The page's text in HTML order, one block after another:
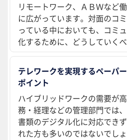
リモートワーク、ＡＢＷなど
に広がっています。対面のコ
っている中においても、コミ
化するために、どうしていくべ
テレワークを実現するペーパ
ポイント
ハイブリッドワークの需要が
務・経理などの管理部門では
書類のデジタル化に対応でき
れた方も多いのではないでしょ